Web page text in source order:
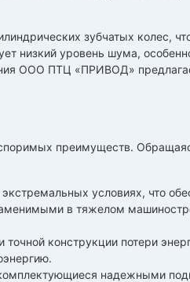
зубчатых колес,
низкий уровень шума,
ООО ПТЦ «ПРИВОД»
преимуществ.
условиях, что
в тяжелом
конструкции потери
надежными